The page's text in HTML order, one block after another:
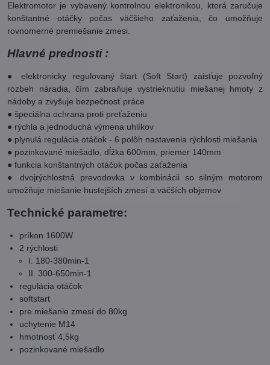
Elektromotor je vybavený kontrolnou elektronikou, ktorá zaručuje
konštantné otáčky počas väčšieho zaťaženia, čo umožňuje
rovnomerné premiešanie zmesi.
Hlavné prednosti :
● elektronicky regulovaný štart (Soft Start) zaisťuje pozvoľný
rozbeh náradia, čím zabraňuje vystrieknutiu miešanej hmoty z
nádoby a zvyšuje bezpečnosť práce
● špeciálna ochrana proti preťaženiu
● rýchla a jednoduchá výmena uhlíkov
● plynulá regulácia otáčok - 6 polôh nastavenia rýchlosti miešania
● pozinkované miešadlo, dĺžka 600mm, priemer 140mm
● funkcia konštantných otáčok počas zaťaženia
● dvojrýchlostná prevodovka v kombinácii so silným motorom
umožňuje miešanie hustejších zmesí a väčších objemov
Technické parametre:
príkon 1600W
2 rýchlosti
I. 180-380min-1
II. 300-650min-1
regulácia otáčok
softstart
pre miešanie zmesí do 80kg
uchytenie M14
hmotnosť 4,5kg
pozinkované miešadlo